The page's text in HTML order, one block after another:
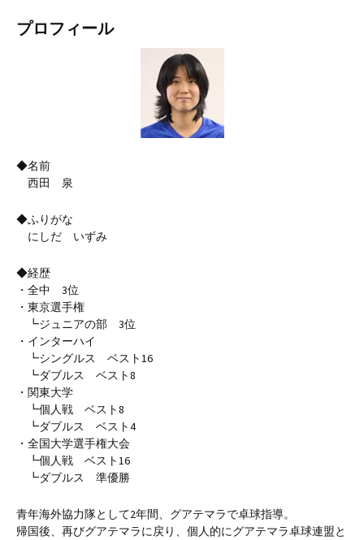
プロフィール
◆名前
西田 泉
◆ふりがな
にしだ いずみ
◆経歴
・全中 3位
・東京選手権
┗ジュニアの部 3位
・インターハイ
┗シングルス ベスト16
┗ダブルス ベスト8
・関東大学
┗個人戦 ベスト8
┗ダブルス ベスト4
・全国大学選手権大会
┗個人戦 ベスト16
┗ダブルス 準優勝
青年海外協力隊として2年間、グアテマラで卓球指導。
帰国後、再びグアテマラに戻り、個人的にグアテマラ卓球連盟と